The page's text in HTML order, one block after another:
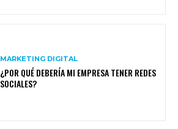
MARKETING DIGITAL
¿POR QUÉ DEBERÍA MI EMPRESA TENER REDES
SOCIALES?